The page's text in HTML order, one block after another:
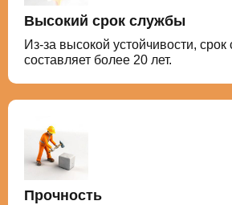
Высокий срок службы
Из-за высокой устойчивости,
составляет более 20 лет.
Прочность